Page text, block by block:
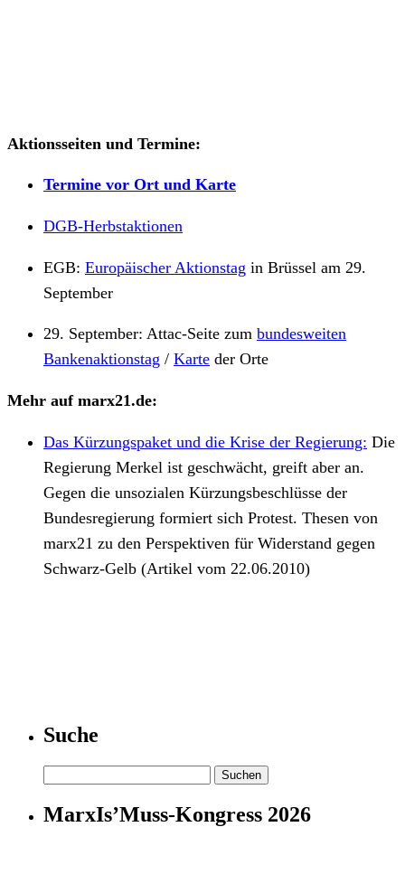
Aktionsseiten und Termine:
Termine vor Ort und Karte
DGB-Herbstaktionen
EGB: Europäischer Aktionstag in Brüssel am 29.
September
29. September: Attac-Seite zum bundesweiten
Bankenaktionstag / Karte der Orte
Mehr auf marx21.de:
Das Kürzungspaket und die Krise der Regierung: Die
Regierung Merkel ist geschwächt, greift aber an.
Gegen die unsozialen Kürzungsbeschlüsse der
Bundesregierung formiert sich Protest. Thesen von
marx21 zu den Perspektiven für Widerstand gegen
Schwarz-Gelb (Artikel vom 22.06.2010)
Suche
nach:
MarxIs’Muss-Kongress 2026